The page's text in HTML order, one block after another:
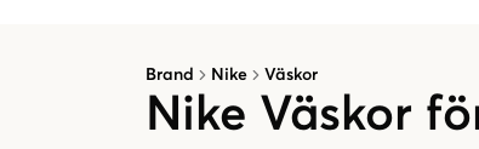
Brand Nike Väskor
Nike Väskor